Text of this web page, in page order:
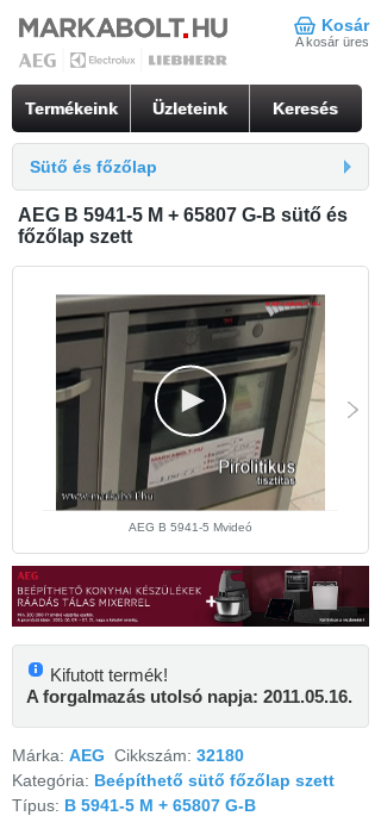
Kosár
A kosár üres
Termékeink Üzleteink Keresés
Sütő és főzőlap
AEG B 5941-5 M + 65807 G-B sütő és
főzőlap szett
AEG B 5941-5 Mvideó
Kifutott termék!
A forgalmazás utolsó napja: 2011.05.16.
Márka: AEG Cikkszám: 32180
Kategória: Beépíthető sütő főzőlap szett
Típus: B 5941-5 M + 65807 G-B